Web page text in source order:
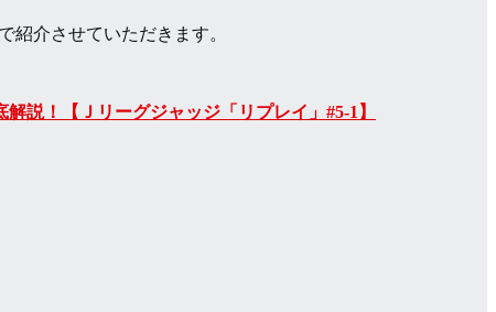
紹介させていただきます。
説！【Ｊリーグジャッジ「リプレイ」#5-1】